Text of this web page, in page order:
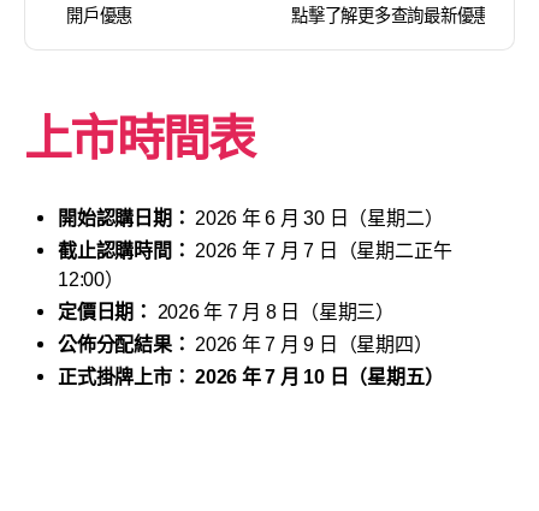
開戶優惠 點擊了解更多查詢最新優惠
上市時間表
開始認購日期： 2026 年 6 月 30 日（星期二）
截止認購時間： 2026 年 7 月 7 日（星期二正午
12:00）
定價日期：
2026 年 7 月 8 日（星期三）
公佈分配結果： 2026 年 7 月 9 日（星期四）
正式掛牌上市： 2026 年 7 月 10 日（星期五）